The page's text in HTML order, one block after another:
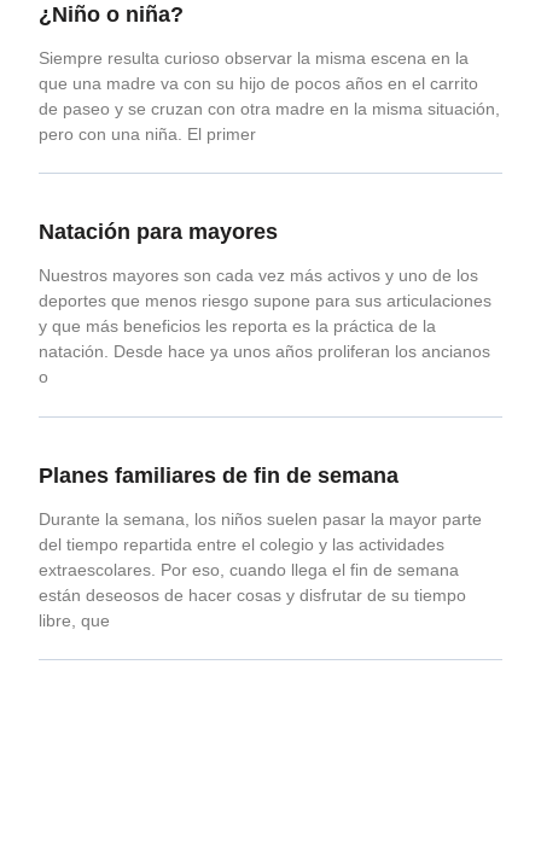
¿Niño o niña?
Siempre resulta curioso observar la misma escena en la
que una madre va con su hijo de pocos años en el carrito
de paseo y se cruzan con otra madre en la misma situación,
pero con una niña. El primer
Natación para mayores
Nuestros mayores son cada vez más activos y uno de los
deportes que menos riesgo supone para sus articulaciones
y que más beneficios les reporta es la práctica de la
natación. Desde hace ya unos años proliferan los ancianos
o
Planes familiares de fin de semana
Durante la semana, los niños suelen pasar la mayor parte
del tiempo repartida entre el colegio y las actividades
extraescolares. Por eso, cuando llega el fin de semana
están deseosos de hacer cosas y disfrutar de su tiempo
libre, que